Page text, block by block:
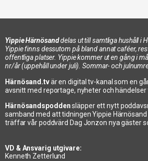
Yippie Härnösanddelas ut till samtliga hushåll i
Yippie finns dessutom på bland annat caféer,
offentliga platser. Yippie kommer ut en gång i
nr/år (uppehåll under juli). Sommar- och
Härnösand.tvär en digital tv-kanal som en
avsnitt med reportage, nyheter och händelser
Härnösandspoddensläpper ett nytt
samband med att tidningen Yippie
träffar vår poddvärd Dag Jonzon nya gäster
VD & Ansvarig utgivare:
Kenneth Zetterlund